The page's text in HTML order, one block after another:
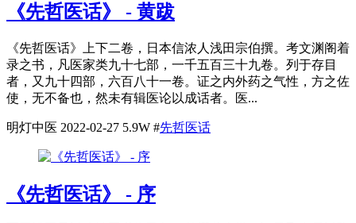
《先哲医话》 - 黄跋
《先哲医话》上下二卷，日本信浓人浅田宗伯撰。考文渊阁着
录之书，凡医家类九十七部，一千五百三十九卷。列于存目
者，又九十四部，六百八十一卷。证之内外药之气性，方之佐
使，无不备也，然未有辑医论以成话者。医...
明灯中医 2022-02-27 5.9W #先哲医话
《先哲医话》 - 序